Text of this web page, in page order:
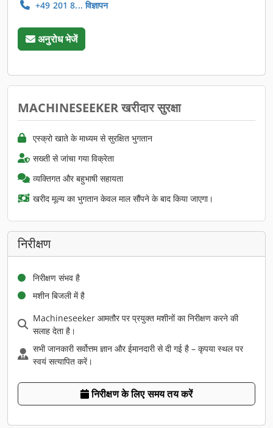
+49 201 8... विज्ञापन
अनुरोध भेजें
MACHINESEEKER खरीदार सुरक्षा
एस्क्रो खाते के माध्यम से सुरक्षित भुगतान
सख्ती से जांचा गया विक्रेता
व्यक्तिगत और बहुभाषी सहायता
खरीद मूल्य का भुगतान केवल माल सौंपने के बाद किया जाएगा।
निरीक्षण
निरीक्षण संभव है
मशीन बिजली में है
Machineseeker आमतौर पर प्रयुक्त मशीनों का निरीक्षण करने की
सलाह देता है।
सभी जानकारी सर्वोत्तम ज्ञान और ईमानदारी से दी गई है – कृपया स्थल पर
स्वयं सत्यापित करें।
निरीक्षण के लिए समय तय करें